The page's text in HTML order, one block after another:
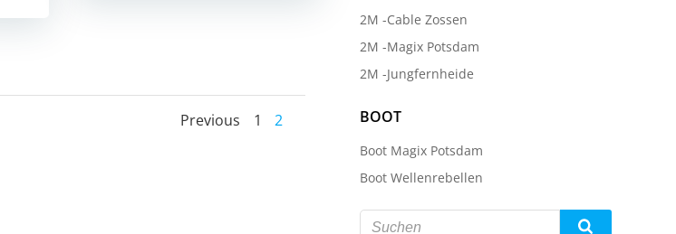
Posts
Previous
Posts
navigation
Page
1 Page
2
2M -Cable Zossen
2M -Magix Potsdam
2M -Jungfernheide
BOOT
Boot Magix Potsdam
Boot Wellenrebellen